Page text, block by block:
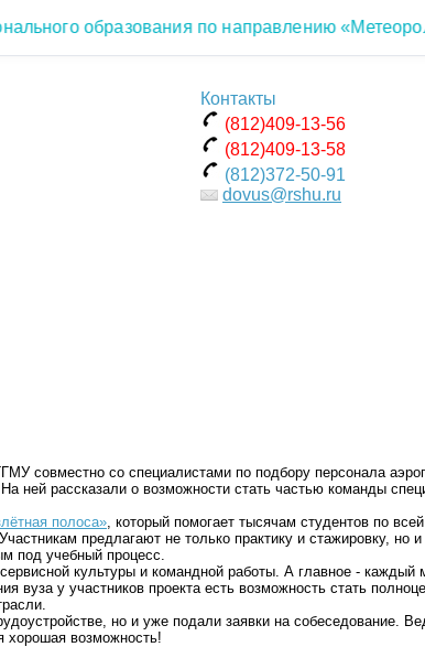
образования по направлению
Контакты
(812)409-13-56
(812)409-13-58
(812)372-50-91
dovus@rshu.ru
совместно со специалистами по подбору персонала
ней рассказали о возможности стать частью команды
полоса», который помогает тысячам студентов по
предлагают не только практику и стажировку, но
под учебный процесс.
культуры и командной работы. А главное - каждый
вуза у участников проекта есть возможность стать
но и уже подали заявки на собеседование.
хорошая возможность!